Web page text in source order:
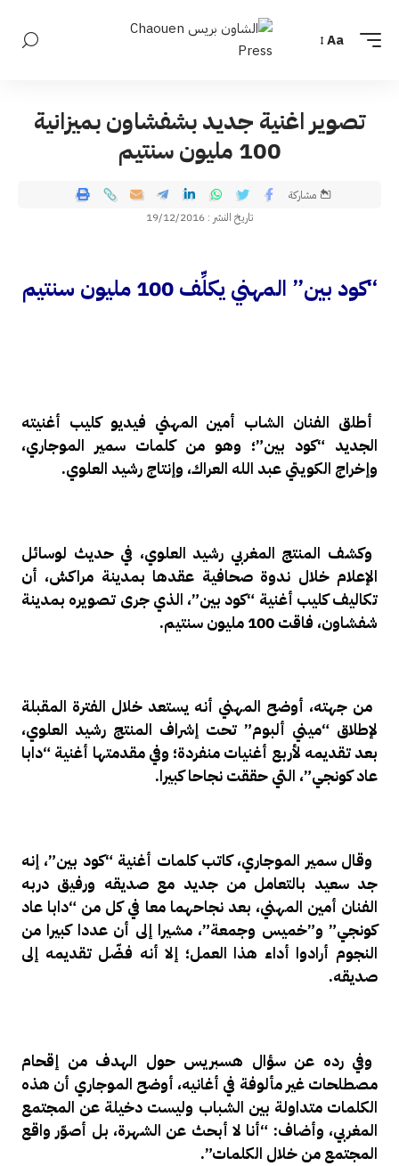
Aa
تصوير اغنية جديد بشفشاون بميزانية
100 مليون سنتيم
تاريخ النشر : 19/12/2016
مشاركة
“كود بين” المهني يكلِّف 100 مليون سنتيم
أطلق الفنان الشاب أمين المهني فيديو كليب أغنيته
الجديد “كود بين”؛ وهو من كلمات سمير الموجاري،
وإخراج الكويتي عبد الله العراك، وإنتاج رشيد العلوي.
وكشف المنتج المغربي رشيد العلوي، في حديث لوسائل
الإعلام خلال ندوة صحافية عقدها بمدينة مراكش، أن
تكاليف كليب أغنية “كود بين”، الذي جرى تصويره بمدينة
شفشاون، فاقت 100 مليون سنتيم.
من جهته، أوضح المهني أنه يستعد خلال الفترة المقبلة
لإطلاق “ميني ألبوم” تحت إشراف المنتج رشيد العلوي،
بعد تقديمه لأربع أغنيات منفردة؛ وفي مقدمتها أغنية “دابا
عاد كونجي”، التي حققت نجاحا كبيرا.
وقال سمير الموجاري، كاتب كلمات أغنية “كود بين”، إنه
جد سعيد بالتعامل من جديد مع صديقه ورفيق دربه
الفنان أمين المهني، بعد نجاحهما معا في كل من “دابا عاد
كونجي” و”خميس وجمعة”، مشيرا إلى أن عددا كبيرا من
النجوم أرادوا أداء هذا العمل؛ إلا أنه فضّل تقديمه إلى
صديقه.
وفي رده عن سؤال هسبريس حول الهدف من إقحام
مصطلحات غير مألوفة في أغانيه، أوضح الموجاري أن هذه
الكلمات متداولة بين الشباب وليست دخيلة عن المجتمع
المغربي، وأضاف: “أنا لا أبحث عن الشهرة، بل أصوّر واقع
المجتمع من خلال الكلمات”.